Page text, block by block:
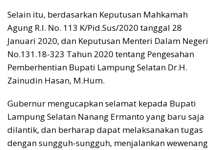
Selain itu, berdasarkan Keputusan Mahkamah
Agung R.I. No. 113 K/Pid.Sus/2020 tanggal 28
Januari 2020, dan Keputusan Menteri Dalam Negeri
No.131.18-323 Tahun 2020 tentang Pengesahan
Pemberhentian Bupati Lampung Selatan Dr.H.
Zainudin Hasan, M.Hum.
Gubernur mengucapkan selamat kepada Bupati
Lampung Selatan Nanang Ermanto yang baru saja
dilantik, dan berharap dapat melaksanakan tugas
dengan sungguh-sungguh, menjalankan wewenang